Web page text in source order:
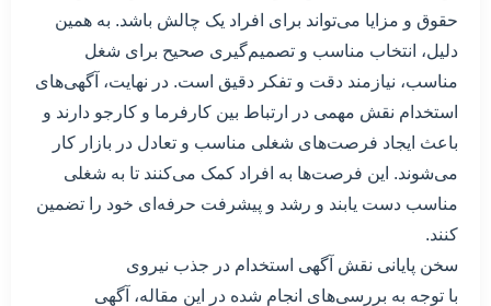
حقوق و مزایا می‌تواند برای افراد یک چالش باشد. به همین
دلیل، انتخاب مناسب و تصمیم‌گیری صحیح برای شغل
مناسب، نیازمند دقت و تفکر دقیق است. در نهایت، آگهی‌های
استخدام نقش مهمی در ارتباط بین کارفرما و کارجو دارند و
باعث ایجاد فرصت‌های شغلی مناسب و تعادل در بازار کار
می‌شوند. این فرصت‌ها به افراد کمک می‌کنند تا به شغلی
مناسب دست یابند و رشد و پیشرفت حرفه‌ای خود را تضمین
کنند.
سخن پایانی نقش آگهی استخدام در جذب نیروی
با توجه به بررسی‌های انجام شده در این مقاله، آگهی